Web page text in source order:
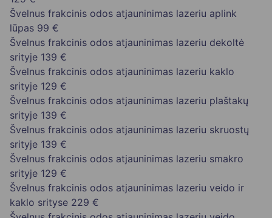
Švelnus frakcinis odos atjauninimas lazeriu aplink
lūpas 99 €
Švelnus frakcinis odos atjauninimas lazeriu dekoltė
srityje 139 €
Švelnus frakcinis odos atjauninimas lazeriu kaklo
srityje 129 €
Švelnus frakcinis odos atjauninimas lazeriu plaštakų
srityje 139 €
Švelnus frakcinis odos atjauninimas lazeriu skruostų
srityje 139 €
Švelnus frakcinis odos atjauninimas lazeriu smakro
srityje 129 €
Švelnus frakcinis odos atjauninimas lazeriu veido ir
kaklo srityse 229 €